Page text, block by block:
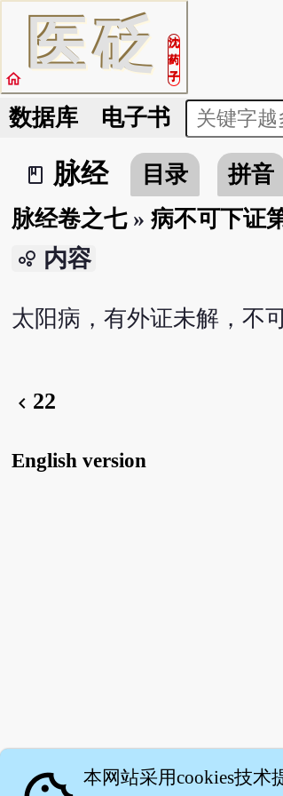
医砭
沈
药
子
home
数据库 电子书
book_2
脉经 目录 拼音
脉经卷之七» 病不可下证
bubble_chart 内容
太阳病，有外证未解，不
chevron_left 22
English version
本网站采用cookies技术